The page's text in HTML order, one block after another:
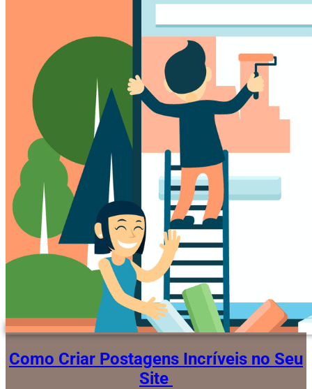
Como Criar Postagens Incríveis no Seu
Site